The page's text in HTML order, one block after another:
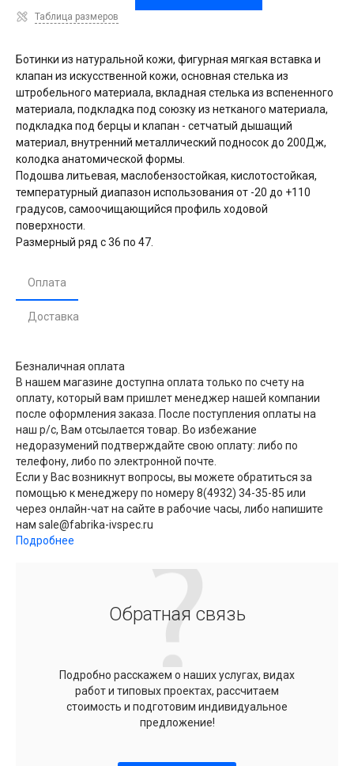
Таблица размеров
Ботинки из натуральной кожи, фигурная мягкая вставка и
клапан из искусственной кожи, основная стелька из
штробельного материала, вкладная стелька из вспененного
материала, подкладка под союзку из нетканого материала,
подкладка под берцы и клапан - сетчатый дышащий
материал, внутренний металлический подносок до 200Дж,
колодка анатомической формы.
Подошва литьевая, маслобензостойкая, кислотостойкая,
температурный диапазон использования от -20 до +110
градусов, самоочищающийся профиль ходовой
поверхности.
Размерный ряд с 36 по 47.
Оплата
Доставка
Безналичная оплата
В нашем магазине доступна оплата только по счету на
оплату, который вам пришлет менеджер нашей компании
после оформления заказа. После поступления оплаты на
наш р/с, Вам отсылается товар. Во избежание
недоразумений подтверждайте свою оплату: либо по
телефону, либо по электронной почте.
Если у Вас возникнут вопросы, вы можете обратиться за
помощью к менеджеру по номеру 8(4932) 34-35-85 или
через онлайн-чат на сайте в рабочие часы, либо напишите
нам sale@fabrika-ivspec.ru
Подробнее
Обратная связь
Подробно расскажем о наших услугах, видах
работ и типовых проектах, рассчитаем
стоимость и подготовим индивидуальное
предложение!